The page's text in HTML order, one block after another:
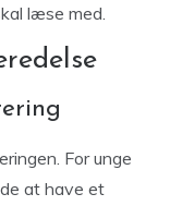
læse med.
For unge
at have et